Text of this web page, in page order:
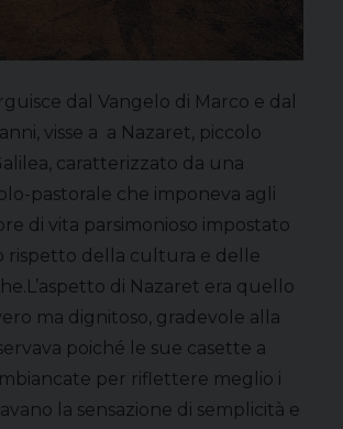
dal Vangelo di Marco e dal
visse a a Nazaret, piccolo
caratterizzato da una
pastorale che imponeva agli
di vita parsimonioso impostato
rispetto della cultura e delle
di Nazaret era quello
ma dignitoso, gradevole alla
poiché le sue casette a
per riflettere meglio i
la sensazione di semplicità e